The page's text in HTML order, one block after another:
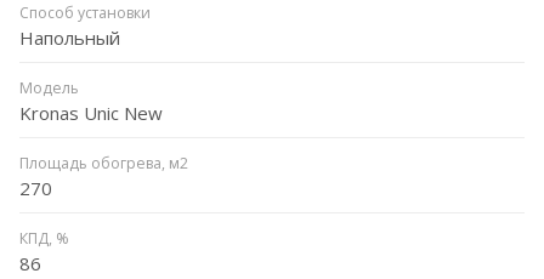
Способ установки
Напольный
Модель
Kronas Unic New
Площадь обогрева, м2
270
КПД, %
86